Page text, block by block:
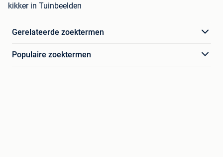
kikker in Tuinbeelden
Gerelateerde zoektermen
Populaire zoektermen